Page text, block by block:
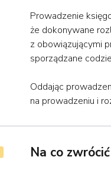
Prowadzenie
że dokonywane
z obowiązującymi
sporządzane
Oddając
na prowadzeniu i
Na co